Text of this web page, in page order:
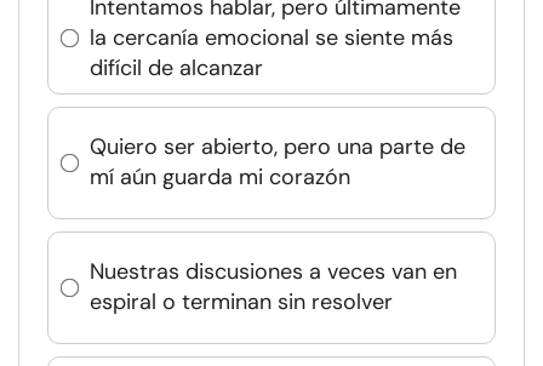
Intentamos hablar, pero últimamente
la cercanía emocional se siente más
difícil de alcanzar
Quiero ser abierto, pero una parte de
mí aún guarda mi corazón
Nuestras discusiones a veces van en
espiral o terminan sin resolver